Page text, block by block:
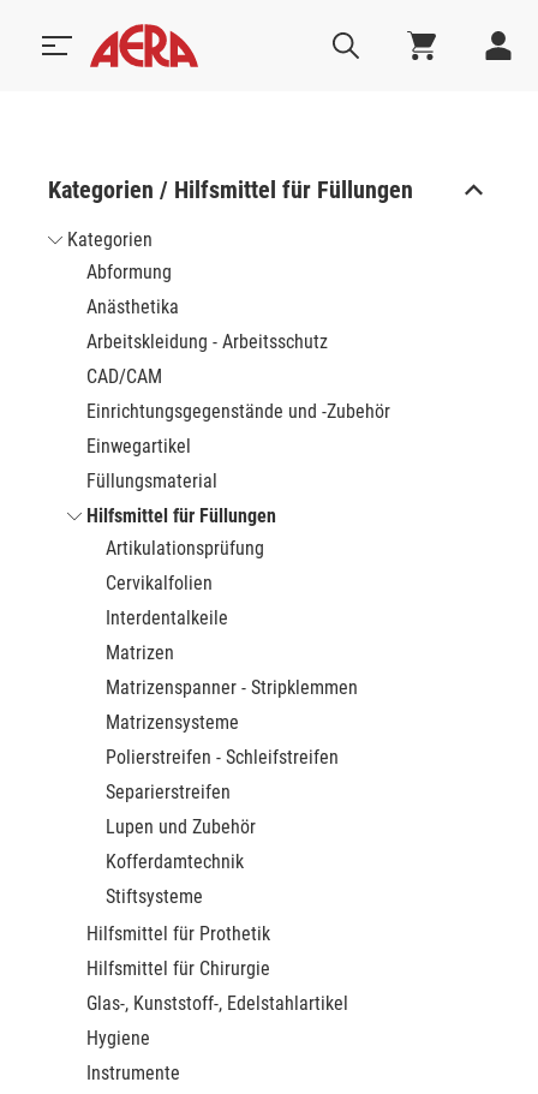
Kategorien / Hilfsmittel für Füllungen
Kategorien
Abformung
Anästhetika
Arbeitskleidung - Arbeitsschutz
CAD/CAM
Einrichtungsgegenstände und -Zubehör
Einwegartikel
Füllungsmaterial
Hilfsmittel für Füllungen
Artikulationsprüfung
Cervikalfolien
Interdentalkeile
Matrizen
Matrizenspanner - Stripklemmen
Matrizensysteme
Polierstreifen - Schleifstreifen
Separierstreifen
Lupen und Zubehör
Kofferdamtechnik
Stiftsysteme
Hilfsmittel für Prothetik
Hilfsmittel für Chirurgie
Glas-, Kunststoff-, Edelstahlartikel
Hygiene
Instrumente